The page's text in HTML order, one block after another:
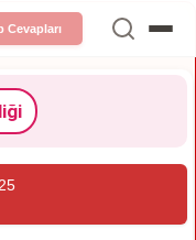
Cevapları